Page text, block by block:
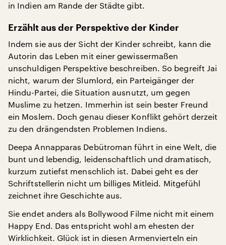
in Indien am Rande der Städte gibt.
Erzählt aus der Perspektive der Kinder
Indem sie aus der Sicht der Kinder schreibt, kann die
Autorin das Leben mit einer gewissermaßen
unschuldigen Perspektive beschreiben. So begreift Jai
nicht, warum der Slumlord, ein Parteigänger der
Hindu-Partei, die Situation ausnutzt, um gegen
Muslime zu hetzen. Immerhin ist sein bester Freund
ein Moslem. Doch genau dieser Konflikt gehört derzeit
zu den drängendsten Problemen Indiens.
Deepa Annapparas Debütroman führt in eine Welt, die
bunt und lebendig, leidenschaftlich und dramatisch,
kurzum zutiefst menschlich ist. Dabei geht es der
Schriftstellerin nicht um billiges Mitleid. Mitgefühl
zeichnet ihre Geschichte aus.
Sie endet anders als Bollywood Filme nicht mit einem
Happy End. Das entspricht wohl am ehesten der
Wirklichkeit. Glück ist in diesen Armenvierteln ein